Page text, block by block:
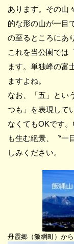
あります。その山
的な形の山が一目
の至るところにあ
これを当公園では
ます。単独峰の富
ますよね。
なお、「五」とい
つも」を表現して
なくてもOKです
も生む絶景、〝一
しみください。
丹霞郷（飯綱町）か